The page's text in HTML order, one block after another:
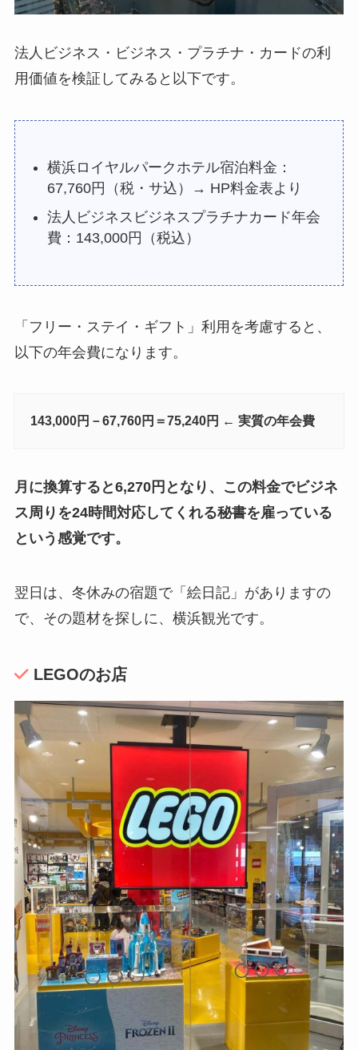
法人ビジネス・ビジネス・プラチナ・カードの利
用価値を検証してみると以下です。
横浜ロイヤルパークホテル宿泊料金：
67,760円（税・サ込）→ HP料金表より
法人ビジネスビジネスプラチナカード年会
費：143,000円（税込）
「フリー・ステイ・ギフト」利用を考慮すると、
以下の年会費になります。
143,000円－67,760円＝75,240円 ← 実質の年会費
月に換算すると6,270円となり、この料金でビジネ
ス周りを24時間対応してくれる秘書を雇っている
という感覚です。
翌日は、冬休みの宿題で「絵日記」がありますの
で、その題材を探しに、横浜観光です。
LEGOのお店